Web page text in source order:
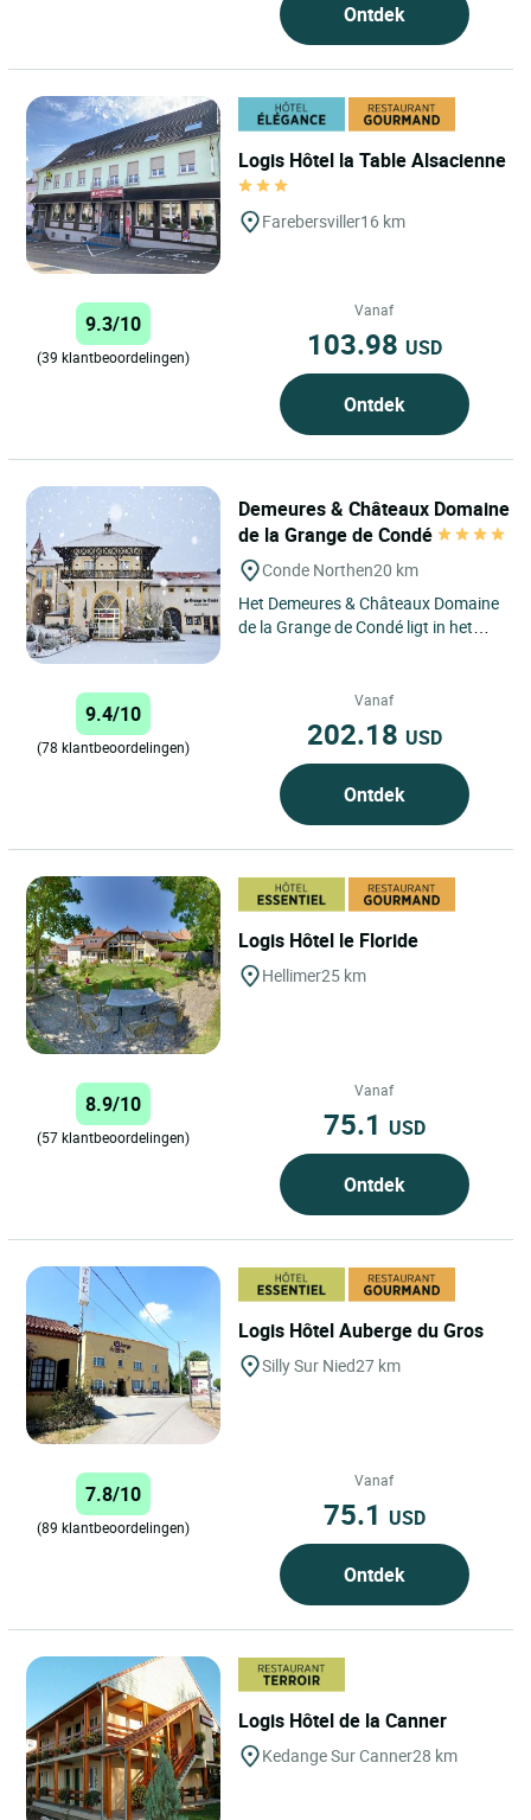
Ontdek
Logis Hôtel la Table Alsacienne
Farebersviller16 km
9.3/10
(39 klantbeoordelingen)
Vanaf
103.98 USD
Ontdek
Demeures & Châteaux Domaine
de la Grange de Condé
Conde Northen20 km
Het Demeures & Châteaux Domaine
de la Grange de Condé ligt in het
9.4/10
(78 klantbeoordelingen)
Vanaf
202.18 USD
Ontdek
Logis Hôtel le Floride
Hellimer25 km
8.9/10
(57 klantbeoordelingen)
Vanaf
75.1 USD
Ontdek
Logis Hôtel Auberge du Gros
Silly Sur Nied27 km
7.8/10
(89 klantbeoordelingen)
Vanaf
75.1 USD
Ontdek
Logis Hôtel de la Canner
Kedange Sur Canner28 km